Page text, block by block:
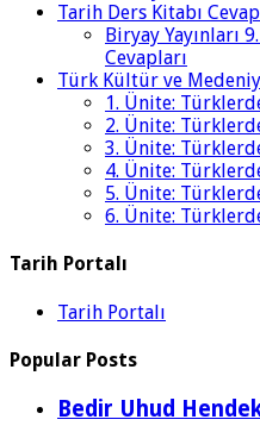
Tarih Ders Kitabı
Biryay Yayınları
Cevapları
Türk Kültür ve
1. Ünite:
2. Ünite:
3. Ünite:
4. Ünite:
5. Ünite:
6. Ünite:
Tarih Portalı
Tarih Portalı
Popular Posts
Bedir Uhud